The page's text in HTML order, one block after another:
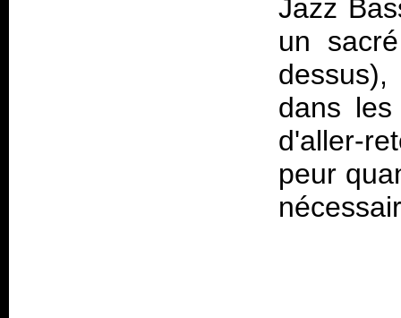
Jazz
un
dans
d'aller-
peur